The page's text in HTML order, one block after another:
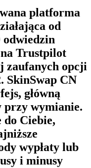
platforma
od
odwiedzin
na Trustpilot
zaufanych opcji
SkinSwap CN
główną
przy wymianie.
do Ciebie,
wypłaty lub
i minusy